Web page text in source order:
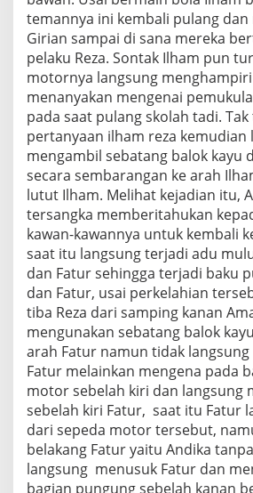
temannya ini kembali pulang dan
Girian sampai di sana mereka
pelaku Reza. Sontak Ilham pun
motornya langsung menghampiri
menanyakan mengenai
pada saat pulang skolah tadi.
pertanyaan ilham reza kemudian
mengambil sebatang balok kayu
secara sembarangan ke arah
lutut Ilham. Melihat kejadian itu,
tersangka memberitahukan
kawan-kawannya untuk kembali
saat itu langsung terjadi adu
dan Fatur sehingga terjadi baku
dan Fatur, usai perkelahian
tiba Reza dari samping kanan
mengunakan sebatang balok
arah Fatur namun tidak
Fatur melainkan mengena pada
motor sebelah kiri dan langsung
sebelah kiri Fatur, saat itu Fatur
dari sepeda motor tersebut,
belakang Fatur yaitu Andika
langsung menusuk Fatur dan
bagian pungung sebelah kanan